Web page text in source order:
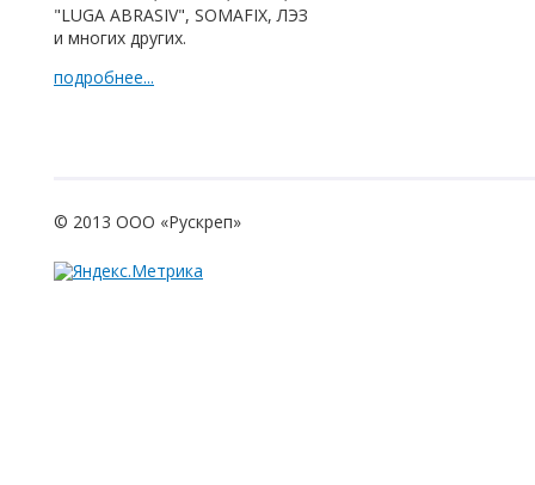
"LUGA ABRASIV", SOMAFIX, ЛЭЗ
и многих других.
подробнее...
© 2013 ООО «Рускреп»